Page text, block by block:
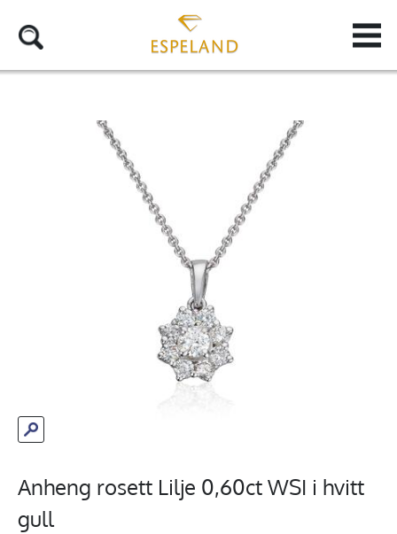
Anheng rosett Lilje 0,60ct WSI i hvitt
gull